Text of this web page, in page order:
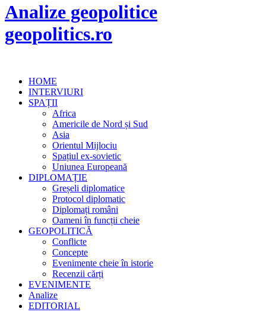
Analize geopolitice
geopolitics.ro
HOME
INTERVIURI
SPAȚII
Africa
Americile de Nord și Sud
Asia
Orientul Mijlociu
Spațiul ex-sovietic
Uniunea Europeană
DIPLOMAȚIE
Greșeli diplomatice
Protocol diplomatic
Diplomați români
Oameni în funcții cheie
GEOPOLITICĂ
Conflicte
Concepte
Evenimente cheie în istorie
Recenzii cărți
EVENIMENTE
Analize
EDITORIAL